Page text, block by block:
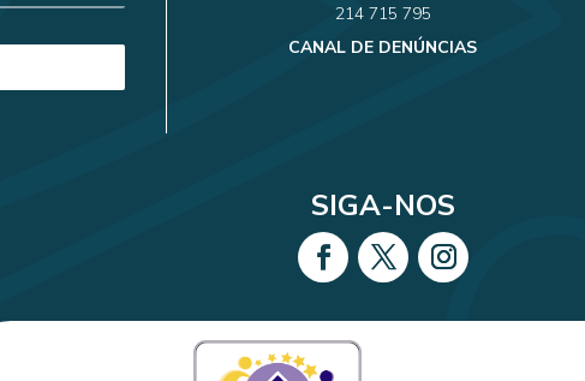
214 715 795
CANAL DE DENÚNCIAS
SIGA-NOS